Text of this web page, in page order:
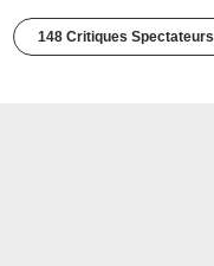
148 Critiques Spectateurs